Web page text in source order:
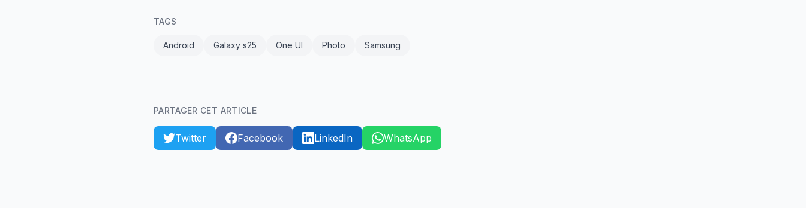
TAGS
Android Galaxy s25 One UI Photo Samsung
PARTAGER CET ARTICLE
Twitter Facebook LinkedIn WhatsApp